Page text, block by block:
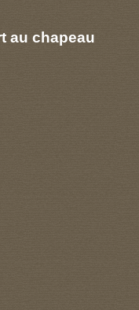
au chapeau